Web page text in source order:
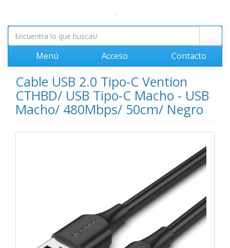
.
Menú Acceso Contacto
Cable USB 2.0 Tipo-C Vention
CTHBD/ USB Tipo-C Macho - USB
Macho/ 480Mbps/ 50cm/ Negro